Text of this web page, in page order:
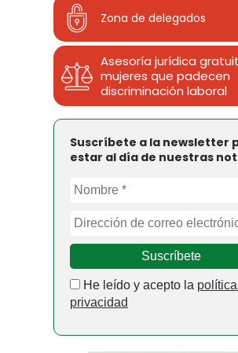
Zona de delegados
Asesoría jurídica
mujeres que padecen
discriminación laboral
Suscríbete a la newsletter
estar al día de nuestras
He leído y acepto la
privacidad